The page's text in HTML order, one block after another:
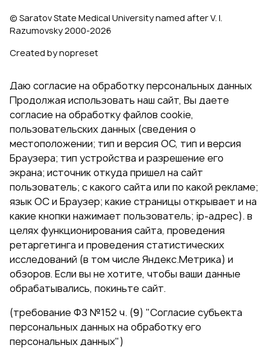
© Saratov State Medical University named after V. I.
Razumovsky 2000‑2026
Created by nopreset
Даю согласие на обработку персональных данных
Продолжая использовать наш сайт, Вы даете
согласие на обработку файлов cookie,
пользовательских данных (сведения о
местоположении; тип и версия ОС, тип и версия
Браузера; тип устройства и разрешение его
экрана; источник откуда пришел на сайт
пользователь; с какого сайта или по какой рекламе;
язык ОС и Браузер; какие страницы открывает и на
какие кнопки нажимает пользователь; ip-адрес). в
целях функционирования сайта, проведения
ретаргетинга и проведения статистических
исследований (в том числе Яндекс.Метрика) и
обзоров. Если вы не хотите, чтобы ваши данные
обрабатывались, покиньте сайт.
(требование ФЗ №152 ч. (9) "Согласие субъекта
персональных данных на обработку его
персональных данных")